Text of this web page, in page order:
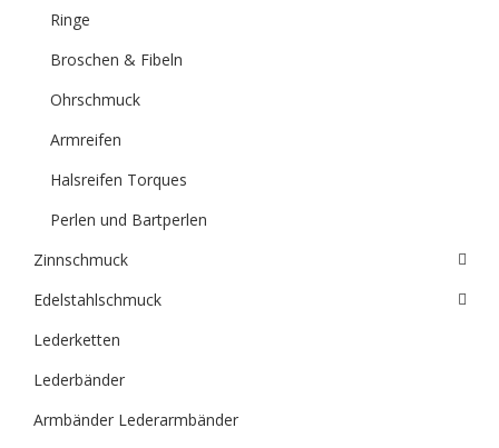
Ringe
Broschen & Fibeln
Ohrschmuck
Armreifen
Halsreifen Torques
Perlen und Bartperlen
Zinnschmuck
Edelstahlschmuck
Lederketten
Lederbänder
Armbänder Lederarmbänder